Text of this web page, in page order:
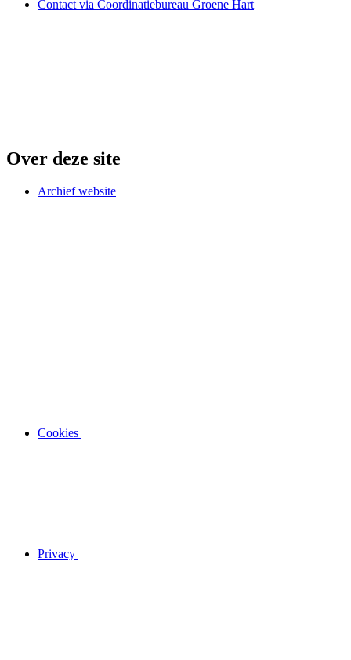
Contact via Coordinatiebureau Groene Hart
Over deze site
Archief website
Cookies
Privacy